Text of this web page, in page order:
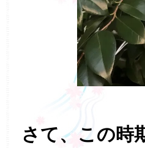
さて、この時